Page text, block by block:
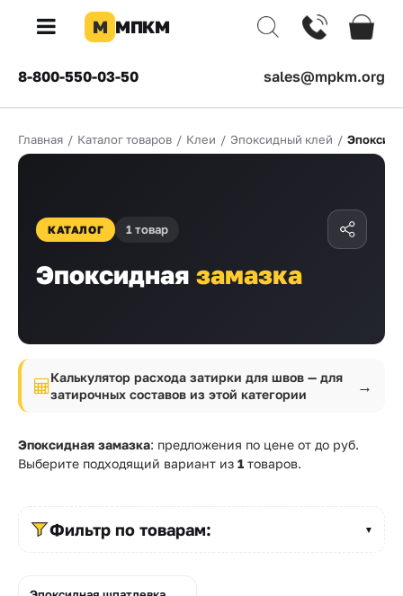
×
КОМПАНИЯ
Доставка
Оплата
Бренды
Прайс-
Проектировщикам
Калькуляторы
Контакты
М МПКМ
8-800-550-03-50 sales@mpkm.org
Главная / Каталог товаров / Клеи / Эпоксидный клей /
КАТАЛОГ 1 товар
Эпоксидная замазка
Калькулятор расхода затирки для швов — для
затирочных составов из этой категории
→
Эпоксидная замазка: предложения по цене от до руб.
Выберите подходящий вариант из 1 товаров.
Фильтр по товарам: ▼